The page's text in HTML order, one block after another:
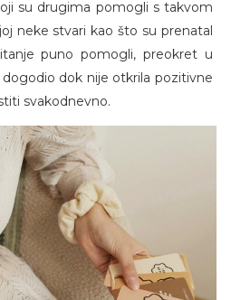
su drugima pomogli s takvom
neke stvari kao što su prenatal
puno pomogli, preokret u
dok nije otkrila pozitivne
svakodnevno.